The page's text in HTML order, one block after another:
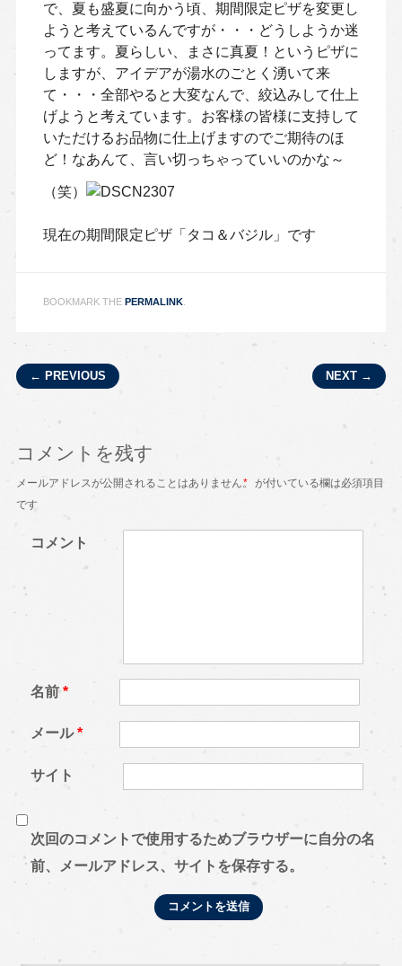
で、夏も盛夏に向かう頃、期間限定ピザを変更し
ようと考えているんですが・・・どうしようか迷
ってます。夏らしい、まさに真夏！というピザに
しますが、アイデアが湯水のごとく湧いて来
て・・・全部やると大変なんで、絞込みして仕上
げようと考えています。お客様の皆様に支持して
いただけるお品物に仕上げますのでご期待のほ
ど！なあんて、言い切っちゃっていいのかな～
（笑）
現在の期間限定ピザ「タコ＆バジル」です
BOOKMARK THE PERMALINK.
Post navigation
← PREVIOUS NEXT →
コメントを残す
メールアドレスが公開されることはありません。
* が付いている欄は必須項目
です
コメント
名前*
メール*
サイト
次回のコメントで使用するためブラウザーに自分の名
前、メールアドレス、サイトを保存する。